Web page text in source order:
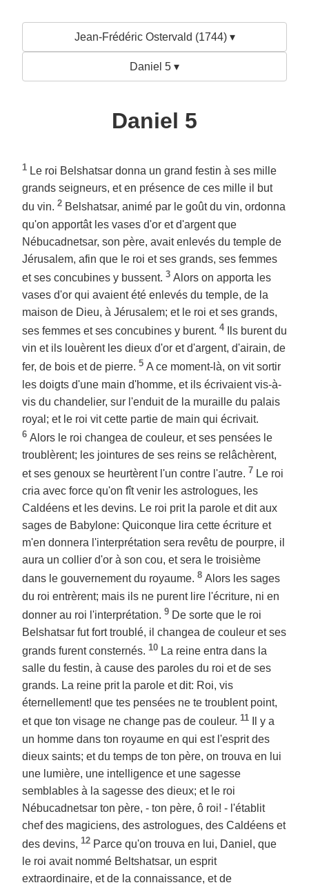
Jean-Frédéric Ostervald (1744) ▾
Daniel 5 ▾
Daniel 5
1 Le roi Belshatsar donna un grand festin à ses mille
grands seigneurs, et en présence de ces mille il but
du vin. 2 Belshatsar, animé par le goût du vin, ordonna
qu'on apportât les vases d'or et d'argent que
Nébucadnetsar, son père, avait enlevés du temple de
Jérusalem, afin que le roi et ses grands, ses femmes
et ses concubines y bussent. 3 Alors on apporta les
vases d'or qui avaient été enlevés du temple, de la
maison de Dieu, à Jérusalem; et le roi et ses grands,
ses femmes et ses concubines y burent. 4
Ils burent du
vin et ils louèrent les dieux d'or et d'argent, d'airain, de
fer, de bois et de pierre. 5 A ce moment-là, on vit sortir
les doigts d'une main d'homme, et ils écrivaient vis-à-
vis du chandelier, sur l'enduit de la muraille du palais
royal; et le roi vit cette partie de main qui écrivait.
6 Alors le roi changea de couleur, et ses pensées le
troublèrent; les jointures de ses reins se relâchèrent,
et ses genoux se heurtèrent l'un contre l'autre. 7 Le roi
cria avec force qu'on fît venir les astrologues, les
Caldéens et les devins. Le roi prit la parole et dit aux
sages de Babylone: Quiconque lira cette écriture et
m'en donnera l'interprétation sera revêtu de pourpre, il
aura un collier d'or à son cou, et sera le troisième
dans le gouvernement du royaume. 8 Alors les sages
du roi entrèrent; mais ils ne purent lire l'écriture, ni en
donner au roi l'interprétation. 9 De sorte que le roi
Belshatsar fut fort troublé, il changea de couleur et ses
grands furent consternés. 10 La reine entra dans la
salle du festin, à cause des paroles du roi et de ses
grands. La reine prit la parole et dit: Roi, vis
éternellement! que tes pensées ne te troublent point,
et que ton visage ne change pas de couleur. 11
Il y a
un homme dans ton royaume en qui est l'esprit des
dieux saints; et du temps de ton père, on trouva en lui
une lumière, une intelligence et une sagesse
semblables à la sagesse des dieux; et le roi
Nébucadnetsar ton père, - ton père, ô roi! - l'établit
chef des magiciens, des astrologues, des Caldéens et
des devins, 12 Parce qu'on trouva en lui, Daniel, que
le roi avait nommé Beltshatsar, un esprit
extraordinaire, et de la connaissance, et de